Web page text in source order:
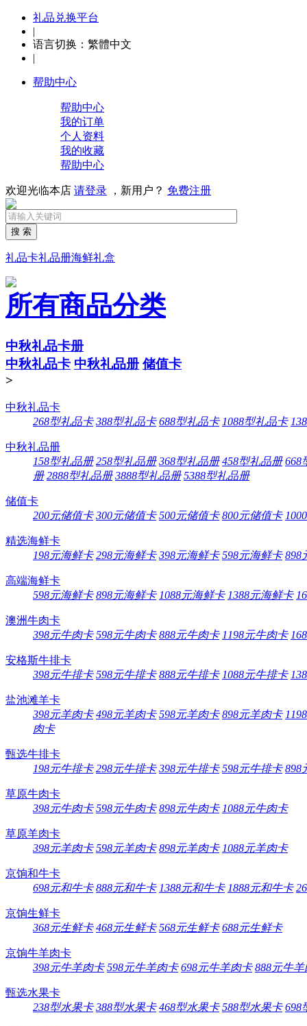
礼品兑换平台
|
语言切换： 繁體中文
|
帮助中心
帮助中心
我的订单
个人资料
我的收藏
帮助中心
欢迎光临本店 请登录 ，新用户？ 免费注册
搜 索
礼品卡礼品册海鲜礼盒
所有商品分类
中秋礼品卡册
中秋礼品卡 中秋礼品册 储值卡
>
中秋礼品卡
268型礼品卡 388型礼品卡 688型礼品卡 1088型礼品卡
中秋礼品册
158型礼品册 258型礼品册 368型礼品册 458型礼品册 668
册 2888型礼品册 3888型礼品册 5388型礼品册
储值卡
200元储值卡 300元储值卡 500元储值卡 800元储值卡
精选海鲜卡
198元海鲜卡 298元海鲜卡 398元海鲜卡 598元海鲜卡 898
高端海鲜卡
598元海鲜卡 898元海鲜卡 1088元海鲜卡 1388元海鲜卡
澳洲牛肉卡
398元牛肉卡 598元牛肉卡 888元牛肉卡 1198元牛肉卡
安格斯牛排卡
398元牛排卡 598元牛排卡 888元牛排卡 1088元牛排卡
盐池滩羊卡
398元羊肉卡 498元羊肉卡 598元羊肉卡 898元羊肉卡
肉卡
甄选牛排卡
198元牛排卡 298元牛排卡 398元牛排卡 598元牛排卡 898
草原牛肉卡
398元牛肉卡 598元牛肉卡 898元牛肉卡 1088元牛肉卡
草原羊肉卡
398元羊肉卡 598元羊肉卡 898元羊肉卡 1088元羊肉卡
京饷和牛卡
698元和牛卡 888元和牛卡 1388元和牛卡 1888元和牛卡
京饷生鲜卡
368元生鲜卡 468元生鲜卡 568元生鲜卡 688元生鲜卡
京饷牛羊肉卡
398元牛羊肉卡 598元牛羊肉卡 698元牛羊肉卡 888元牛羊
甄选水果卡
238型水果卡 388型水果卡 468型水果卡 588型水果卡 698